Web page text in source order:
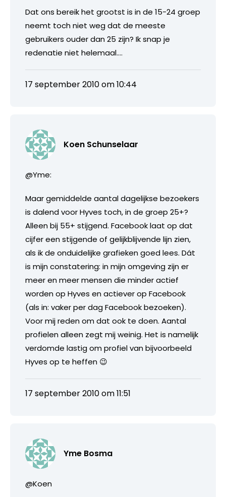
Dat ons bereik het grootst is in de 15-24 groep
neemt toch niet weg dat de meeste
gebruikers ouder dan 25 zijn? Ik snap je
redenatie niet helemaal….
17 september 2010 om 10:44
Koen Schunselaar
@Yme:
Maar gemiddelde aantal dagelijkse bezoekers
is dalend voor Hyves toch, in de groep 25+?
Alleen bij 55+ stijgend. Facebook laat op dat
cijfer een stijgende of gelijkblijvende lijn zien,
als ik de onduidelijke grafieken goed lees. Dát
is mijn constatering: in mijn omgeving zijn er
meer en meer mensen die minder actief
worden op Hyves en actiever op Facebook
(als in: vaker per dag Facebook bezoeken).
Voor mij reden om dat ook te doen. Aantal
profielen alleen zegt mij weinig. Het is namelijk
verdomde lastig om profiel van bijvoorbeeld
Hyves op te heffen 😉
17 september 2010 om 11:51
Yme Bosma
@Koen